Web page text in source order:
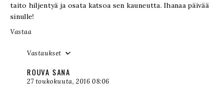
taito hiljentyä ja osata katsoa sen kauneutta. Ihanaa päivää
sinulle!
Vastaa
Vastaukset
ROUVA SANA
27 toukokuuta, 2016 08:06